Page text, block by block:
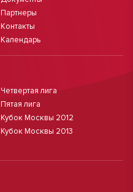
Партнеры
Контакты
Календарь
Четвертая лига
Пятая лига
Кубок Москвы 2012
Кубок Москвы 2013